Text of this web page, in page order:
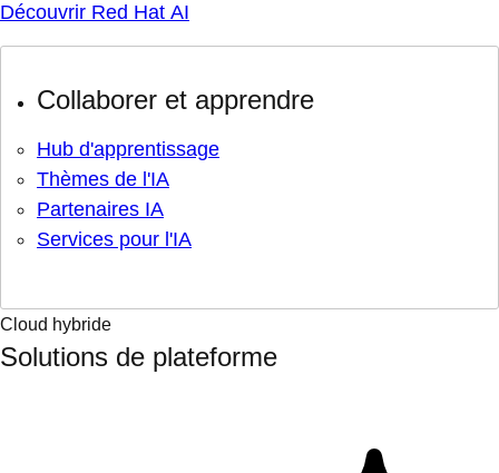
Découvrir Red Hat AI
Collaborer et apprendre
Hub d'apprentissage
Thèmes de l'IA
Partenaires IA
Services pour l'IA
Cloud hybride
Solutions de plateforme